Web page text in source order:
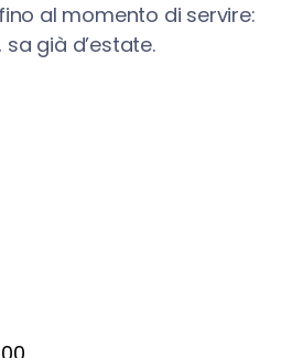
al momento di servire:
già d’estate.